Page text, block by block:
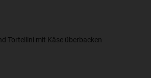
Tortellini mit Käse überbacken